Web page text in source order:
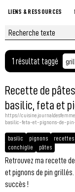
LIENS & RESSOURCES
1 résultat taggé
Recette de
basilic, feta et
https://
basilic-feta-et-pignons-de-
basilic pignons recettes
conchiglie
pâtes
Retrouvez ma recette
et pignons de pin
succès !